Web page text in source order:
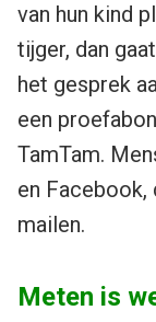
van hun kind
tijger, dan
het gesprek
een
TamTam.
en
mailen.
Meten is